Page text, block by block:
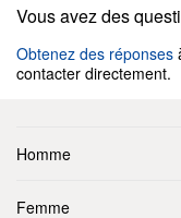
Vous avez des
Obtenez des réponses
contacter directement.
Homme
Femme